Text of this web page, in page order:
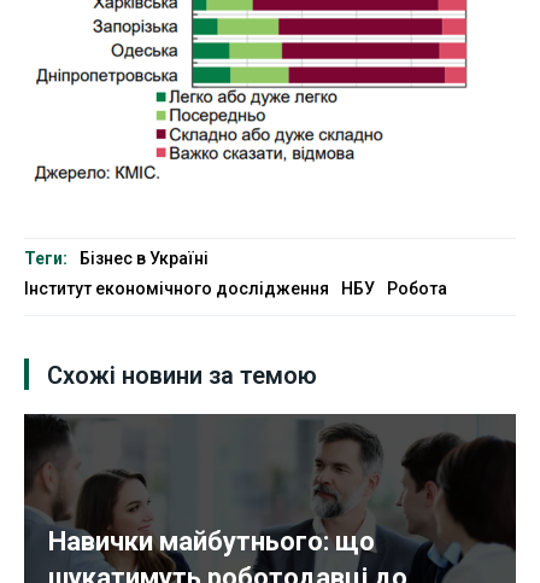
Теги:
Бізнес в Україні
Інститут економічного дослідження
НБУ Робота
Схожі новини за темою
Навички майбутнього: що